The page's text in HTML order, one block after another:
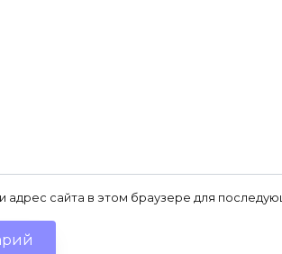
адрес сайта в этом браузере для